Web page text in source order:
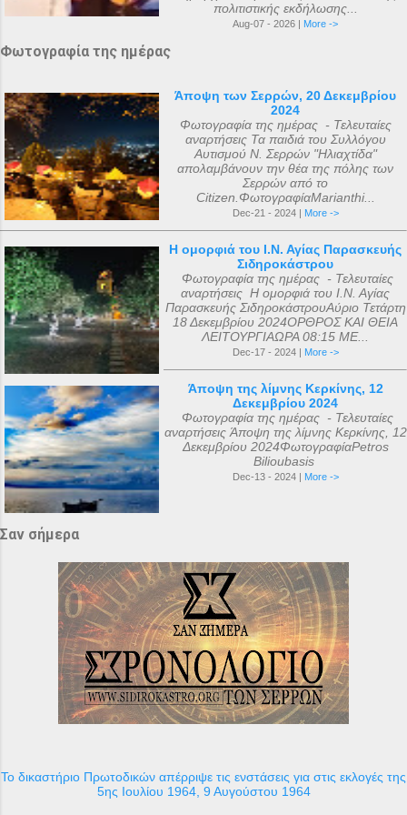
πολιτιστικής εκδήλωσης...
Aug-07 - 2026 | More ->
Φωτογραφία της ημέρας
Άποψη των Σερρών, 20 Δεκεμβρίου
2024
Φωτογραφία της ημέρας - Τελευταίες
αναρτήσεις Τα παιδιά του Συλλόγου
Αυτισμού Ν. Σερρών "Ηλιαχτίδα"
απολαμβάνουν την θέα της πόλης των
Σερρών από το
Citizen.ΦωτογραφίαMarianthi...
Dec-21 - 2024 | More ->
Η ομορφιά του Ι.Ν. Αγίας Παρασκευής
Σιδηροκάστρου
Φωτογραφία της ημέρας - Τελευταίες
αναρτήσεις Η ομορφιά του Ι.Ν. Αγίας
Παρασκευής ΣιδηροκάστρουΑύριο Τετάρτη
18 Δεκεμβρίου 2024ΟΡΘΡΟΣ ΚΑΙ ΘΕΙΑ
ΛΕΙΤΟΥΡΓΙΑΩΡΑ 08:15 ΜΕ...
Dec-17 - 2024 | More ->
Άποψη της λίμνης Κερκίνης, 12
Δεκεμβρίου 2024
Φωτογραφία της ημέρας - Τελευταίες
αναρτήσεις Άποψη της λίμνης Κερκίνης, 12
Δεκεμβρίου 2024ΦωτογραφίαPetros
Bilioubasis
Dec-13 - 2024 | More ->
Σαν σήμερα
Το δικαστήριο Πρωτοδικών απέρριψε τις ενστάσεις για στις εκλογές της
5ης Ιουλίου 1964, 9 Αυγούστου 1964